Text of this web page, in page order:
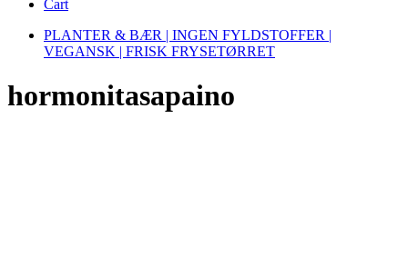
Cart
PLANTER & BÆR | INGEN FYLDSTOFFER |
VEGANSK | FRISK FRYSETØRRET
hormonitasapaino